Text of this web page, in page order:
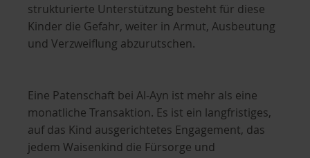
strukturierte Unterstützung besteht für diese
Kinder die Gefahr, weiter in Armut, Ausbeutung
und Verzweiflung abzurutschen.
Eine Patenschaft bei Al-Ayn ist mehr als eine
monatliche Transaktion. Es ist ein langfristiges,
auf das Kind ausgerichtetes Engagement, das
jedem Waisenkind die Fürsorge und